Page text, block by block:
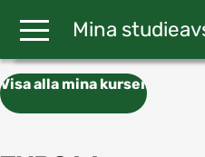
Mina
Visa alla mina kurser